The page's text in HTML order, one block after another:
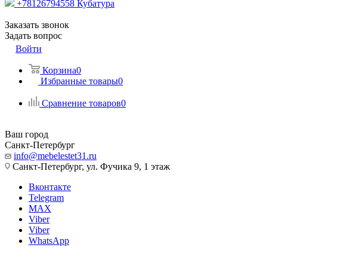
+78126794558 Кубатура
Заказать звонок
Задать вопрос
Войти
Корзина0
Избранные товары0
Сравнение товаров0
Ваш город
Санкт-Петербург
info@mebelestet31.ru
Санкт-Петербург, ул. Фучика 9, 1 этаж
Вконтакте
Telegram
MAX
Viber
Viber
WhatsApp